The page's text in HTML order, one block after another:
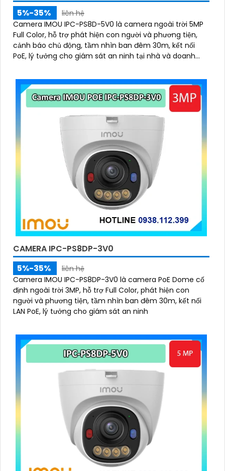
5%-35%
liên hệ
Camera IMOU IPC-PS8D-5V0 là camera ngoài trời 5MP
Full Color, hỗ trợ phát hiện con người và phương tiện,
cảnh báo chủ động, tầm nhìn ban đêm 30m, kết nối
PoE, lý tưởng cho giám sát an ninh tại nhà và doanh
CAMERA IPC-PS8DP-3V0
5%-35%
liên hệ
Camera IMOU IPC-PS8DP-3V0 là camera PoE Dome cố
định ngoài trời 3MP, hỗ trợ Full Color, phát hiện con
người và phương tiện, tầm nhìn ban đêm 30m, kết nối
LAN PoE, lý tưởng cho giám sát an ninh